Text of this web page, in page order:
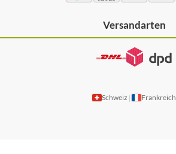
Versandarten
Schweiz | Frankreich